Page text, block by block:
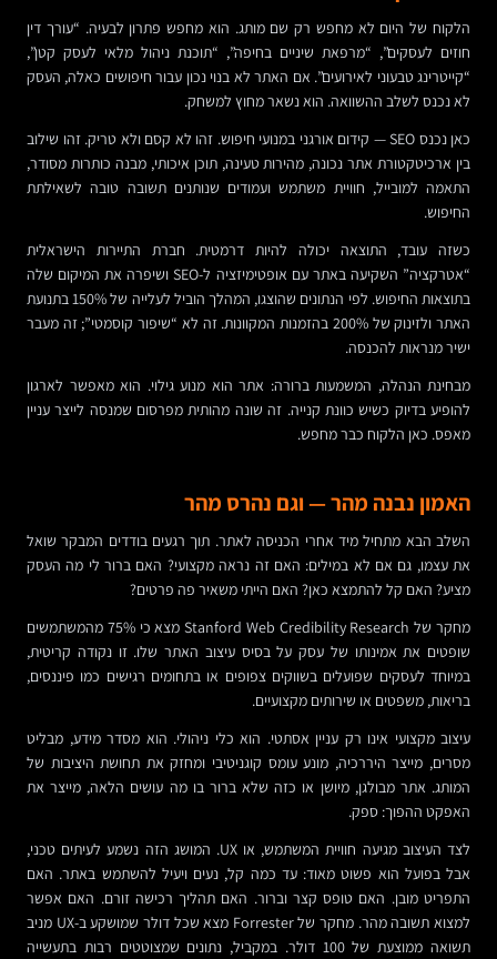
הלקוח של היום לא מחפש רק שם מותג. הוא מחפש פתרון לבעיה. “עורך דין
חוזים לעסקים”, “מרפאת שיניים בחיפה”, “תוכנת ניהול מלאי לעסק קטן”,
“קייטרינג טבעוני לאירועים”. אם האתר לא בנוי נכון עבור חיפושים כאלה, העסק
לא נכנס לשלב ההשוואה. הוא נשאר מחוץ למשחק.
כאן נכנס SEO — קידום אורגני במנועי חיפוש. זהו לא קסם ולא טריק. זהו שילוב
בין ארכיטקטורת אתר נכונה, מהירות טעינה, תוכן איכותי, מבנה כותרות מסודר,
התאמה למובייל, חוויית משתמש ועמודים שנותנים תשובה טובה לשאילתת
החיפוש.
כשזה עובד, התוצאה יכולה להיות דרמטית. חברת התיירות הישראלית
“אטרקציה” השקיעה באתר עם אופטימיזציה ל-SEO ושיפרה את המיקום שלה
בתוצאות החיפוש. לפי הנתונים שהוצגו, המהלך הוביל לעלייה של 150% בתנועת
האתר ולזינוק של 200% בהזמנות המקוונות. זה לא “שיפור קוסמטי”; זה מעבר
ישיר מנראות להכנסה.
מבחינת הנהלה, המשמעות ברורה: אתר הוא מנוע גילוי. הוא מאפשר לארגון
להופיע בדיוק כשיש כוונת קנייה. זה שונה מהותית מפרסום שמנסה לייצר עניין
מאפס. כאן הלקוח כבר מחפש.
האמון נבנה מהר — וגם נהרס מהר
השלב הבא מתחיל מיד אחרי הכניסה לאתר. תוך רגעים בודדים המבקר שואל
את עצמו, גם אם לא במילים: האם זה נראה מקצועי? האם ברור לי מה העסק
מציע? האם קל להתמצא כאן? האם הייתי משאיר פה פרטים?
מחקר של Stanford Web Credibility Research מצא כי 75% מהמשתמשים
שופטים את אמינותו של עסק על בסיס עיצוב האתר שלו. זו נקודה קריטית,
במיוחד לעסקים שפועלים בשווקים צפופים או בתחומים רגישים כמו פיננסים,
בריאות, משפטים או שירותים מקצועיים.
עיצוב מקצועי אינו רק עניין אסתטי. הוא כלי ניהולי. הוא מסדר מידע, מבליט
מסרים, מייצר היררכיה, מונע עומס קוגניטיבי ומחזק את תחושת היציבות של
המותג. אתר מבולגן, מיושן או כזה שלא ברור בו מה עושים הלאה, מייצר את
האפקט ההפוך: ספק.
לצד העיצוב מגיעה חוויית המשתמש, או UX. המושג הזה נשמע לעיתים טכני,
אבל בפועל הוא פשוט מאוד: עד כמה קל, נעים ויעיל להשתמש באתר. האם
התפריט מובן. האם טופס קצר וברור. האם תהליך רכישה זורם. האם אפשר
למצוא תשובה מהר. מחקר של Forrester מצא שכל דולר שמושקע ב-UX מניב
תשואה ממוצעת של 100 דולר. במקביל, נתונים שמצוטטים רבות בתעשייה